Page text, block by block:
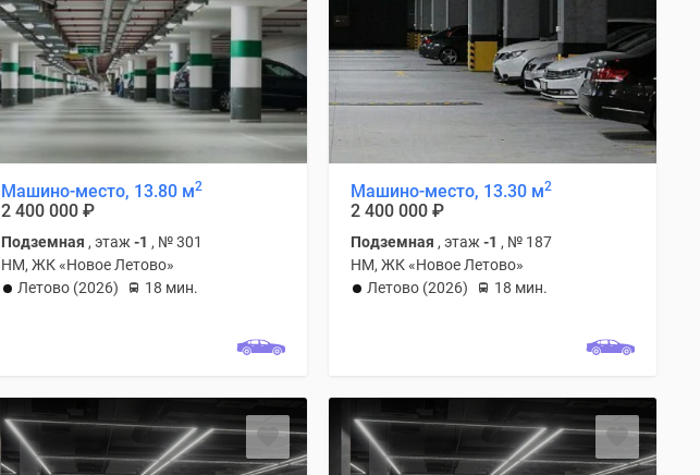
Машино-место, 13.80 м2
2 400 000 ₽
Подземная , этаж-1 , № 301
НМ, ЖК «Новое Летово»
Летово (2026)
18 мин.
Машино-место, 13.30 м2
2 400 000 ₽
Подземная , этаж-1 , № 187
НМ, ЖК «Новое Летово»
Летово (2026)
18 мин.